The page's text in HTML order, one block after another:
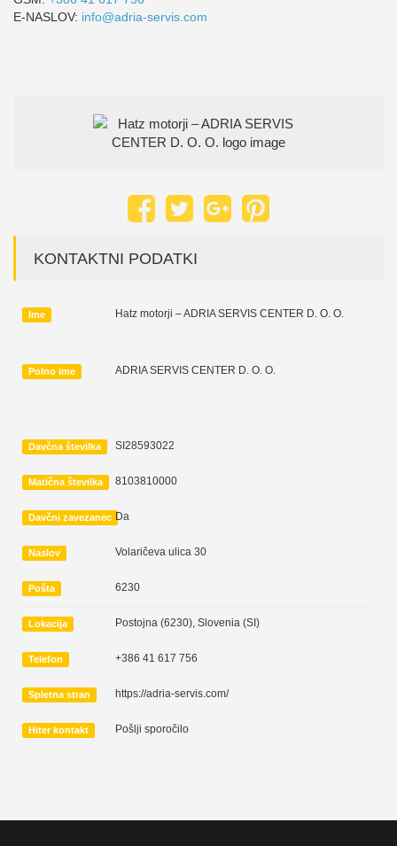
E-NASLOV: info@adria-servis.com
KONTAKTNI PODATKI
Ime Hatz motorji – ADRIA SERVIS CENTER D. O. O.
Polno ime ADRIA SERVIS CENTER D. O. O.
Davčna številka SI28593022
Matična številka 8103810000
Davčni zavezanec Da
Naslov Volaričeva ulica 30
Pošta 6230
Lokacija Postojna (6230), Slovenia (SI)
Telefon +386 41 617 756
Spletna stran https://adria-servis.com/
Hiter kontakt Pošlji sporočilo